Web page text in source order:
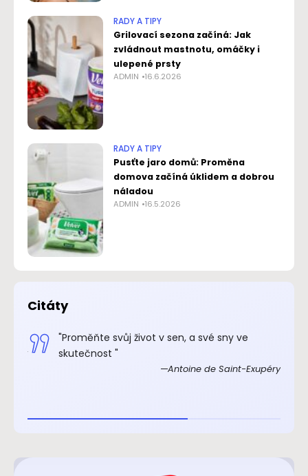
RADY A TIPY
Grilovací sezona začíná: Jak
zvládnout mastnotu, omáčky i
ulepené prsty
ADMIN 16.6.2026
RADY A TIPY
Pusťte jaro domů: Proměna
domova začíná úklidem a dobrou
náladou
ADMIN 16.5.2026
Citáty
"Proměňte svůj život v sen, a své sny ve
skutečnost "
Antoine de Saint-Exupéry